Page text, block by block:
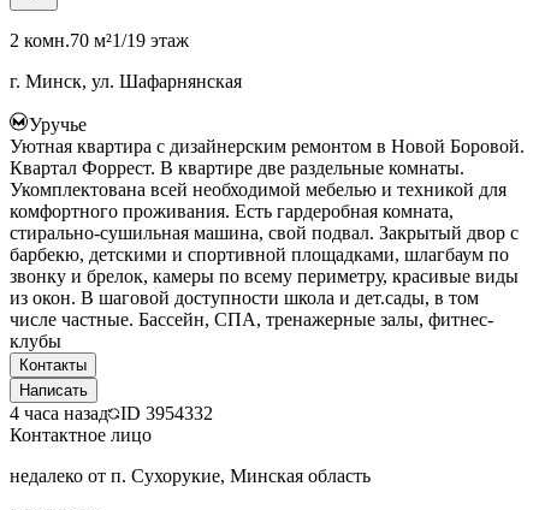
2 комн.70 м²1/19 этаж
г. Минск, ул. Шафарнянская
Уручье
Уютная квартира с дизайнерским ремонтом в Новой Боровой.
Квартал Форрест. В квартире две раздельные комнаты.
Укомплектована всей необходимой мебелью и техникой для
комфортного проживания. Есть гардеробная комната,
стирально-сушильная машина, свой подвал. Закрытый двор с
барбекю, детскими и спортивной площадками, шлагбаум по
звонку и брелок, камеры по всему периметру, красивые виды
из окон. В шаговой доступности школа и дет.сады, в том
числе частные. Бассейн, СПА, тренажерные залы, фитнес-
клубы
Контакты
Написать
4 часа назад ID 3954332
Контактное лицо
недалеко от п. Сухорукие, Минская область